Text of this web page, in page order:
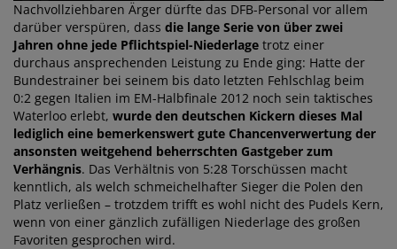
Nachvollziehbaren Ärger dürfte das DFB-Personal vor allem
darüber verspüren, dass die lange Serie von über zwei
Jahren ohne jede Pflichtspiel-Niederlage trotz einer
durchaus ansprechenden Leistung zu Ende ging: Hatte der
Bundestrainer bei seinem bis dato letzten Fehlschlag beim
0:2 gegen Italien im EM-Halbfinale 2012 noch sein taktisches
Waterloo erlebt, wurde den deutschen Kickern dieses Mal
lediglich eine bemerkenswert gute Chancenverwertung der
ansonsten weitgehend beherrschten Gastgeber zum
Verhängnis. Das Verhältnis von 5:28 Torschüssen macht
kenntlich, als welch schmeichelhafter Sieger die Polen den
Platz verließen – trotzdem trifft es wohl nicht des Pudels Kern,
wenn von einer gänzlich zufälligen Niederlage des großen
Favoriten gesprochen wird.